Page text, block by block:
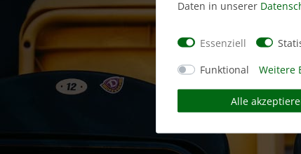
Daten in unserer
Essenziell
Funktional Weitere
Alle